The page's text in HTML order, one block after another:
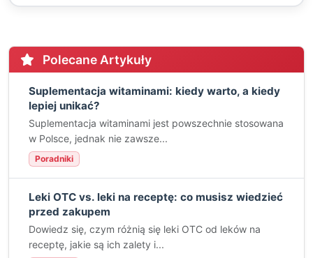
Polecane Artykuły
Suplementacja witaminami: kiedy warto, a kiedy
lepiej unikać?
Suplementacja witaminami jest powszechnie stosowana
w Polsce, jednak nie zawsze...
Poradniki
Leki OTC vs. leki na receptę: co musisz wiedzieć
przed zakupem
Dowiedz się, czym różnią się leki OTC od leków na
receptę, jakie są ich zalety i...